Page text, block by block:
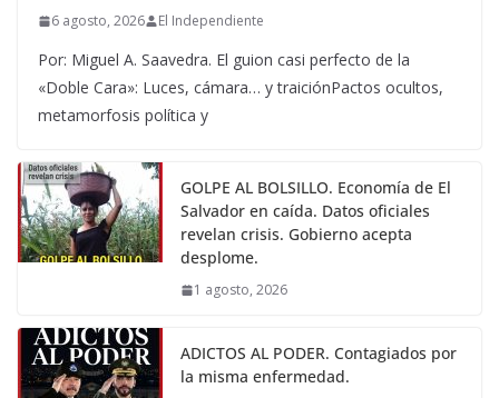
6 agosto, 2026 El Independiente
Por: Miguel A. Saavedra. El guion casi perfecto de la
«Doble Cara»: Luces, cámara… y traiciónPactos ocultos,
metamorfosis política y
GOLPE AL BOLSILLO. Economía de El
Salvador en caída. Datos oficiales
revelan crisis. Gobierno acepta
desplome.
1 agosto, 2026
ADICTOS AL PODER. Contagiados por
la misma enfermedad.